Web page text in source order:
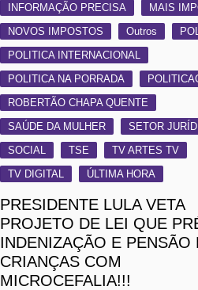
INFORMAÇÃO PRECISA
MAIS
NOVOS IMPOSTOS
Outros
POLITICA INTERNACIONAL
POLITICA NA PORRADA
ROBERTÃO CHAPA QUENTE
SAÚDE DA MULHER
SETOR
SOCIAL
TSE
TV ARTES TV
TV DIGITAL
ÚLTIMA HORA
PRESIDENTE LULA VETA
PROJETO DE LEI QUE
INDENIZAÇÃO E PENSÃO
CRIANÇAS COM
MICROCEFALIA!!!